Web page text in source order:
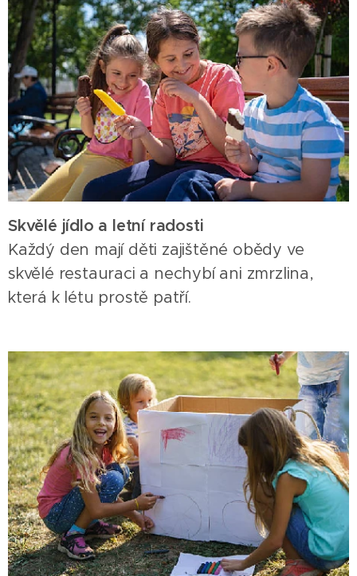
Skvělé jídlo a letní radosti
Každý den mají děti zajištěné obědy ve
skvělé restauraci a nechybí ani zmrzlina,
která k létu prostě patří.